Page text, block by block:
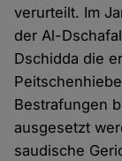
verurteilt. Im
der Al-
Dschidda die
Bestrafungen
ausgesetzt
saudische